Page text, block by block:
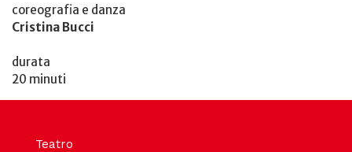
coreografia e danza
Cristina Bucci
durata
20 minuti
Teatro